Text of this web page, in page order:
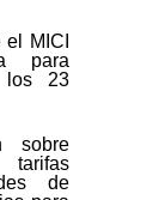
MICI
para
los 23
sobre
de